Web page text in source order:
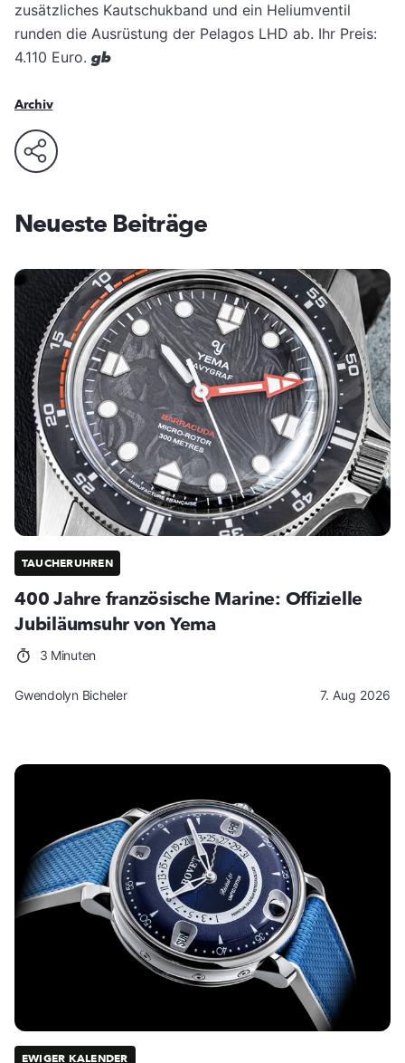
zusätzliches Kautschukband und ein Heliumventil
runden die Ausrüstung der Pelagos LHD ab. Ihr Preis:
4.110 Euro. gb
Archiv
Neueste Beiträge
TAUCHERUHREN
400 Jahre französische Marine: Offizielle
Jubiläumsuhr von Yema
3 Minuten
Gwendolyn Bicheler 7. Aug 2026
EWIGER KALENDER